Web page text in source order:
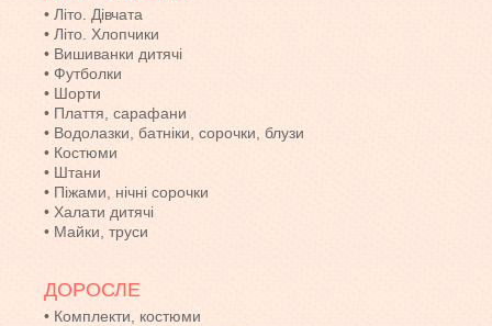
• Літо. Дівчата
• Літо. Хлопчики
• Вишиванки дитячі
• Футболки
• Шорти
• Плаття, сарафани
• Водолазки, батніки, сорочки, блузи
• Костюми
• Штани
• Піжами, нічні сорочки
• Халати дитячі
• Майки, труси
ДОРОСЛЕ
• Комплекти, костюми